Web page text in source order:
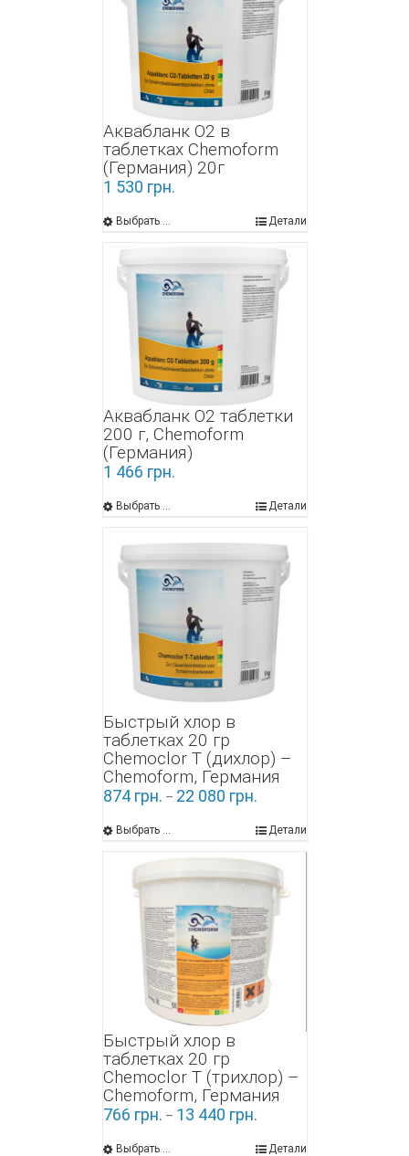
Аквабланк О2 в
таблетках Chemoform
(Германия) 20г
1 530 грн.
Выбрать ... Детали
Аквабланк О2 таблетки
200 г, Chemoform
(Германия)
1 466 грн.
Выбрать ... Детали
Быстрый хлор в
таблетках 20 гр
Chemoclor Т (дихлор) –
Chemoform, Германия
874 грн. – 22 080 грн.
Выбрать ... Детали
Быстрый хлор в
таблетках 20 гр
Chemoclor Т (трихлор) –
Chemoform, Германия
766 грн. – 13 440 грн.
Выбрать ... Детали